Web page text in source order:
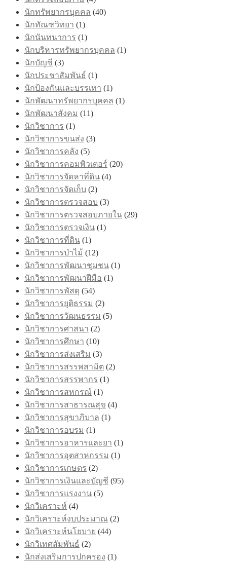
นักทรัพยากรบุคคล (40)
นักทัณฑวิทยา (1)
นักนันทนาการ (1)
นักบริหารทรัพยากรบุคคล (1)
นักบัญชี (3)
นักประชาสัมพันธ์ (1)
นักป้องกันและบรรเทา (1)
นักพัฒนาทรัพยากรบุคคล (1)
นักพัฒนาสังคม (11)
นักวิชาการ (1)
นักวิชาการขนส่ง (3)
นักวิชาการคลัง (5)
นักวิชาการคอมพิวเตอร์ (20)
นักวิชาการจัดหาที่ดิน (4)
นักวิชาการจัดเก็บ (2)
นักวิชาการตรวจสอบ (3)
นักวิชาการตรวจสอบภายใน (29)
นักวิชาการตรวจเงิน (1)
นักวิชาการที่ดิน (1)
นักวิชาการป่าไม้ (12)
นักวิชาการพัฒนาชุมชน (1)
นักวิชาการพัฒนาฝีมือ (1)
นักวิชาการพัสดุ (54)
นักวิชาการยุติธรรม (2)
นักวิชาการวัฒนธรรม (5)
นักวิชาการศาสนา (2)
นักวิชาการศึกษา (10)
นักวิชาการส่งเสริม (3)
นักวิชาการสรรพสามิต (2)
นักวิชาการสรรพากร (1)
นักวิชาการสหกรณ์ (1)
นักวิชาการสาธารณสุข (4)
นักวิชาการสุขาภิบาล (1)
นักวิชาการอบรม (1)
นักวิชาการอาหารและยา (1)
นักวิชาการอุตสาหกรรม (1)
นักวิชาการเกษตร (2)
นักวิชาการเงินและบัญชี (95)
นักวิชาการแรงงาน (5)
นักวิเคราะห์ (4)
นักวิเคราะห์งบประมาณ (2)
นักวิเคราะห์นโยบาย (44)
นักวิเทศสัมพันธ์ (2)
นักส่งเสริมการปกครอง (1)